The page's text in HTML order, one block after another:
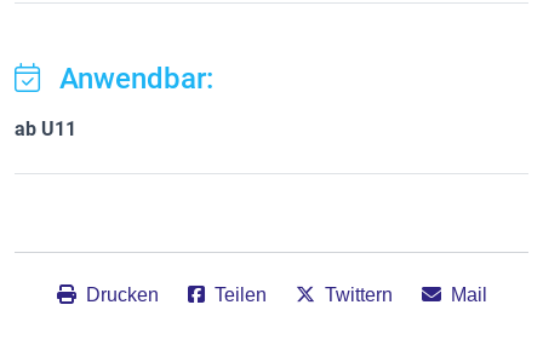
Anwendbar:
ab U11
Drucken Teilen Twittern Mail